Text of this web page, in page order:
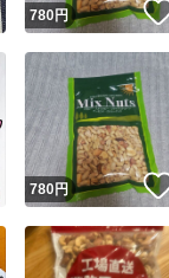
いいね！
780円
いいね！
780円